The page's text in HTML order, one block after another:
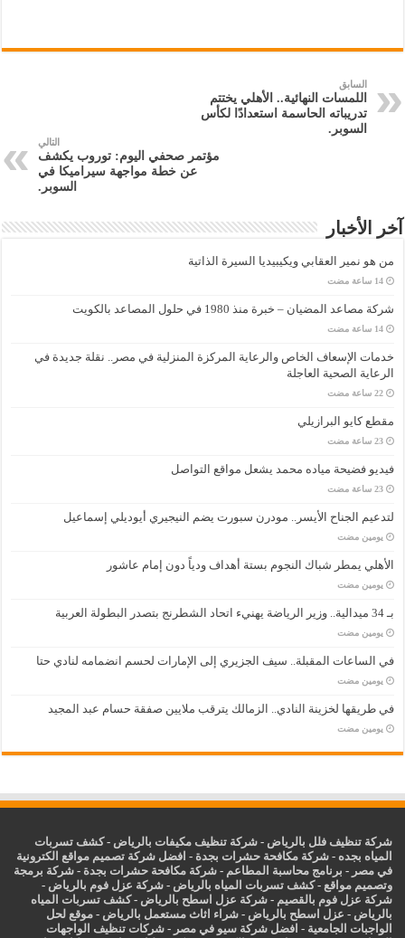
السابق
اللمسات النهائية.. الأهلي يختتم
تدريباته الحاسمة استعدادًا لكأس
السوبر.
التالي
مؤتمر صحفي اليوم: توروب يكشف
عن خطة مواجهة سيراميكا في
السوبر.
آخر الأخبار
من هو نمير العقابي ويكيبيديا السيرة الذاتية
‏14 ساعة مضت
شركة مصاعد المضيان – خبرة منذ 1980 في حلول المصاعد بالكويت
‏14 ساعة مضت
خدمات الإسعاف الخاص والرعاية المركزة المنزلية في مصر.. نقلة جديدة في
الرعاية الصحية العاجلة
‏22 ساعة مضت
مقطع كايو البرازيلي
‏23 ساعة مضت
فيديو فضيحة مياده محمد يشعل مواقع التواصل
‏23 ساعة مضت
لتدعيم الجناح الأيسر.. مودرن سبورت يضم النيجيري أيوديلي إسماعيل
‏يومين مضت
الأهلي يمطر شباك النجوم بستة أهداف ودياً دون إمام عاشور
‏يومين مضت
بـ 34 ميدالية.. وزير الرياضة يهنيء اتحاد الشطرنج بتصدر البطولة العربية
‏يومين مضت
في الساعات المقبلة.. سيف الجزيري إلى الإمارات لحسم انضمامه لنادي حتا
‏يومين مضت
في طريقها لخزينة النادي.. الزمالك يترقب ملايين صفقة حسام عبد المجيد
‏يومين مضت
شركة تنظيف فلل بالرياض -شركة تنظيف مكيفات بالرياض -كشف تسربات
المياه بجده -شركة مكافحة حشرات بجدة - افضل شركة تصميم مواقع الكترونية
في مصر - برنامج محاسبة المطاعم -شركة مكافحة حشرات بجدة -شركة برمجة
وتصميم مواقع -كشف تسربات المياه بالرياض -شركة عزل فوم بالرياض -
شركة عزل فوم بالقصيم -شركة عزل اسطح بالرياض -كشف تسربات المياه
بالرياض - عزل اسطح بالرياض -شراء اثاث مستعمل بالرياض - موقع لحل
الواجبات الجامعية - افضل شركة سيو في مصر -شركات تنظيف الواجهات